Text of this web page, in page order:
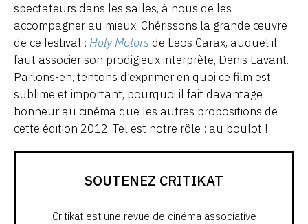
spectateurs dans les salles, à nous de les
accompagner au mieux. Chérissons la grande œuvre
de ce festival : Holy Motors de Leos Carax, auquel il
faut associer son prodigieux interprète, Denis Lavant.
Parlons-en, tentons d’exprimer en quoi ce film est
sublime et important, pourquoi il fait davantage
honneur au cinéma que les autres propositions de
cette édition 2012. Tel est notre rôle : au boulot !
SOUTENEZ CRITIKAT
Critikat est une revue de cinéma associative